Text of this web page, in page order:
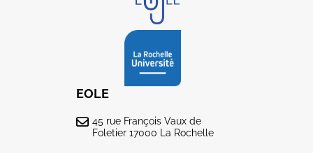
EOLE
45 rue François Vaux de
Foletier 17000 La Rochelle